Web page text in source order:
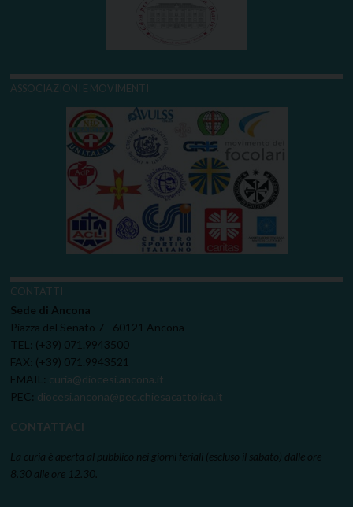
ASSOCIAZIONI E MOVIMENTI
CONTATTI
Sede di Ancona
Piazza del Senato 7 - 60121 Ancona
TEL: (+39) 071.9943500
FAX: (+39) 071.9943521
EMAIL: curia@diocesi.ancona.it
PEC: diocesi.ancona@pec.chiesacattolica.it
CONTATTACI
La curia è aperta al pubblico nei giorni feriali (escluso il sabato) dalle ore
8.30 alle ore 12.30.